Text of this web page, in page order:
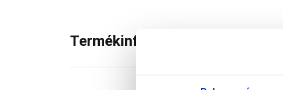
Termékinformáció